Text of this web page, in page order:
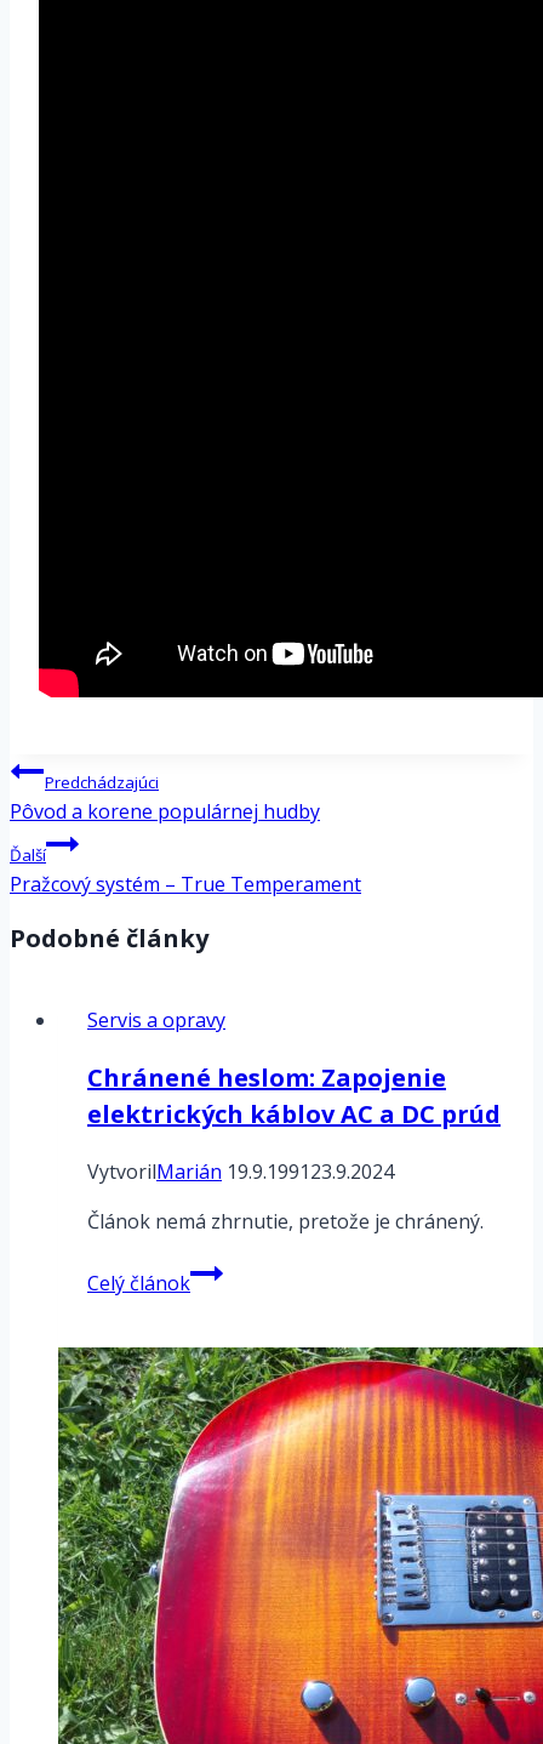
Navigácia
v
článku
Predchádzajúci
Pôvod a korene populárnej hudby
Ďalší
Pražcový systém – True Temperament
Podobné články
Servis a opravy
Chránené heslom: Zapojenie
elektrických káblov AC a DC prúd
VytvorilMarián 19.9.199123.9.2024
Článok nemá zhrnutie, pretože je chránený.
Celý článokChránené
heslom:
elektrických
káblov
AC
a
DC
prúd